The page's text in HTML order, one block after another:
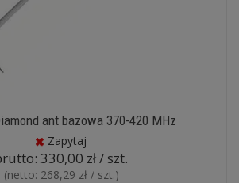
ant bazowa 370-420 MHz
Zapytaj
330,00 zł / szt.
(netto: 268,29 zł / szt.)